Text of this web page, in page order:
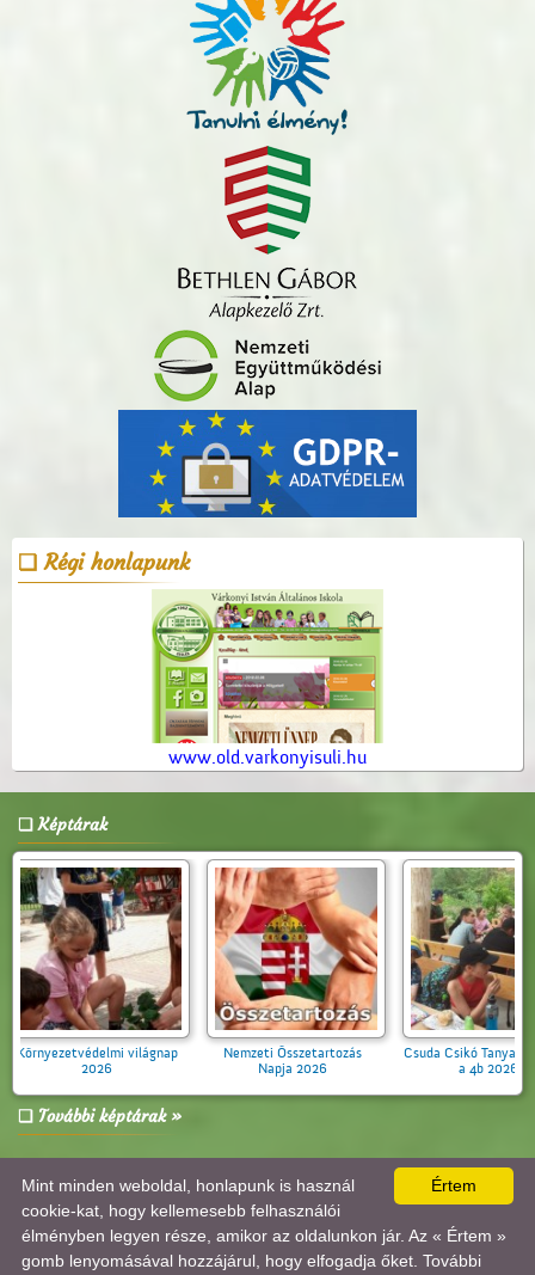
Régi honlapunk
www.old.varkonyisuli.hu
Képtárak
világnap
Nemzeti Összetartozás
Napja 2026
Csuda Csikó Tanya Kirándult
a 4b 2026
További képtárak »
A lap0.017másodperc alatt készült el. |Copyright 2026 © Várkonyi István Általános Iskola
design by:
Tánczos Tibor ÍRJON NEKÜNK! OLDALTÉRKÉP
IMPRESSZUM
A látogatók száma 2017.10.26-tól:3752100 | Ebben a hónapban:
Statisztika
Értem
Mint minden weboldal, honlapunk is használ
cookie-kat, hogy kellemesebb felhasználói
élményben legyen része, amikor az oldalunkon jár. Az « Értem »
gomb lenyomásával hozzájárul, hogy elfogadja őket. További